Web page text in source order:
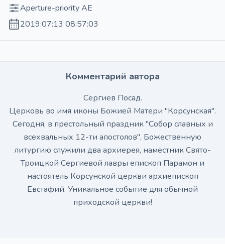
Aperture-priority AE
2019:07:13 08:57:03
Комментарий автора
Сергиев Посад.
Церковь во имя иконы Божией Матери "Корсунская".
Сегодня, в престольный праздник "Собор славных и
всехвальных 12-ти апостолов", Божественную
литургию служили два архиерея, наместник Свято-
Троицкой Сергиевой лавры епископ Парамон и
настоятель Корсунской церкви архиепископ
Евстафий. Уникальное событие для обычной
приходской церкви!